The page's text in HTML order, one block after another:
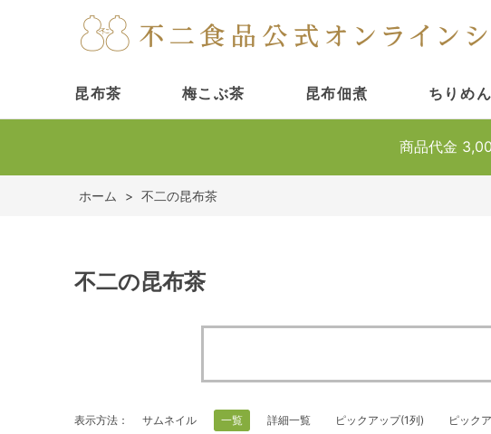
昆布茶 梅こぶ茶 昆布佃煮 ちりめ
商品代金
ホーム > 不二の昆布茶
不二の昆布茶
表示方法： サムネイル 一覧 詳細一覧 ピックアップ(1列) ピック